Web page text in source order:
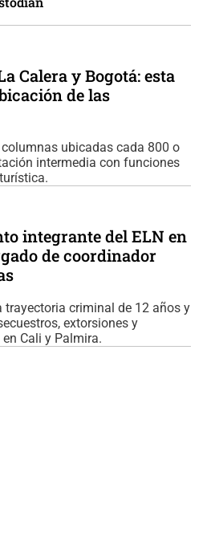
Calera y Bogotá: esta
de las
ubicadas cada 800 o
intermedia con funciones
integrante del ELN en
de coordinador
trayectoria criminal de 12 años y
extorsiones y
Cali y Palmira.